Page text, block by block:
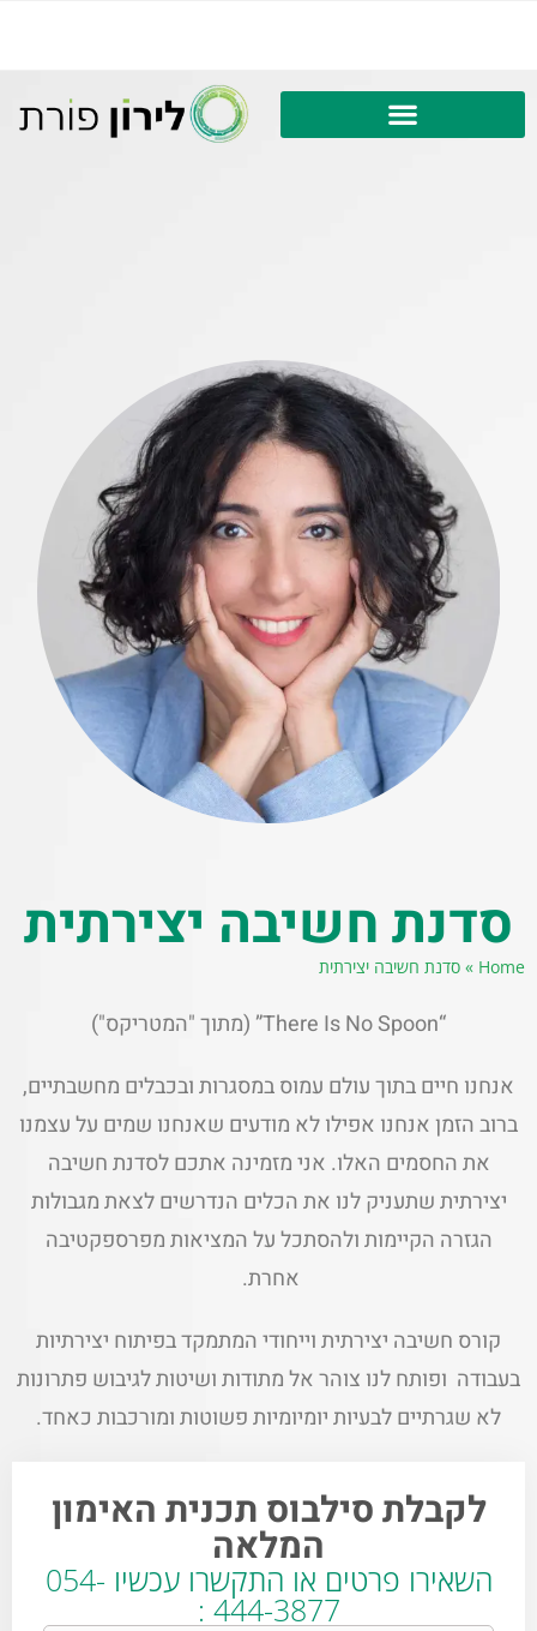
סדנת חשיבה יצירתית
Home
» סדנת חשיבה יצירתית
“There Is No Spoon” (מתוך "המטריקס")
אנחנו חיים בתוך עולם עמוס במסגרות ובכבלים מחשבתיים,
ברוב הזמן אנחנו אפילו לא מודעים שאנחנו שמים על עצמנו
את החסמים האלו. אני מזמינה אתכם לסדנת חשיבה
יצירתית שתעניק לנו את הכלים הנדרשים לצאת מגבולות
הגזרה הקיימות ולהסתכל על המציאות מפרספקטיבה
אחרת.
קורס חשיבה יצירתית וייחודי המתמקד בפיתוח יצירתיות
בעבודה ופותח לנו צוהר אל מתודות ושיטות לגיבוש פתרונות
לא שגרתיים לבעיות יומיומיות פשוטות ומורכבות כאחד.
לקבלת סילבוס תכנית האימון
המלאה
השאירו פרטים או התקשרו עכשיו 054-
444-3877 :